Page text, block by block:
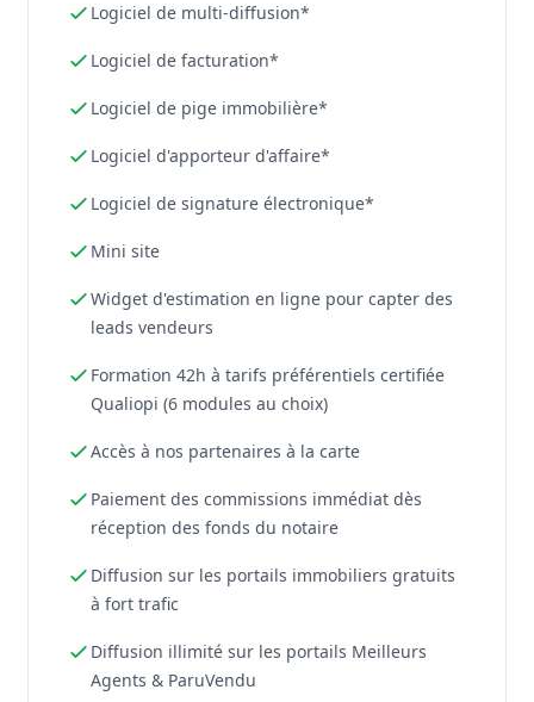
Logiciel de multi-diffusion*
Logiciel de facturation*
Logiciel de pige immobilière*
Logiciel d'apporteur d'affaire*
Logiciel de signature électronique*
Mini site
Widget d'estimation en ligne pour capter des
leads vendeurs
Formation 42h à tarifs préférentiels certifiée
Qualiopi (6 modules au choix)
Accès à nos partenaires à la carte
Paiement des commissions immédiat dès
réception des fonds du notaire
Diffusion sur les portails immobiliers gratuits
à fort trafic
Diffusion illimité sur les portails Meilleurs
Agents & ParuVendu